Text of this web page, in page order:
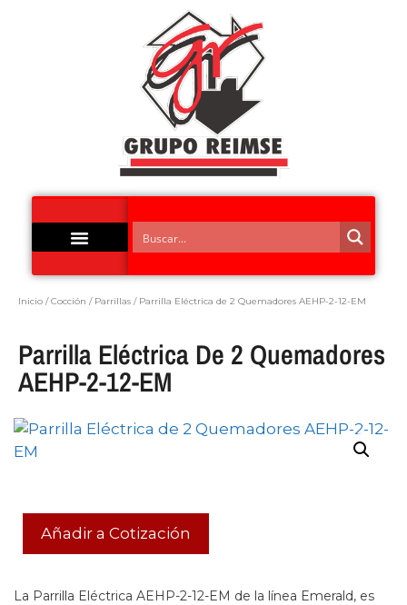
Inicio /Cocción / Parrillas / Parrilla Eléctrica de 2 Quemadores AEHP-2-12-EM
Parrilla Eléctrica De 2 Quemadores
AEHP-2-12-EM
Añadir a Cotización
La Parrilla Eléctrica AEHP-2-12-EM de la línea Emerald, es